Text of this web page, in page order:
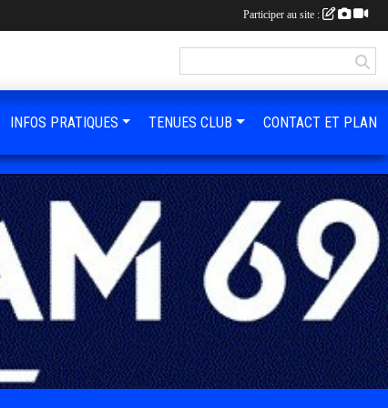
INFOS PRATIQUES TENUES CLUB CONTACT ET PLAN
Participer au site :